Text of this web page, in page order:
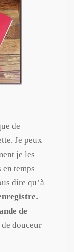
de
Je peux
je les
temps
dire qu’à
.
de
douceur